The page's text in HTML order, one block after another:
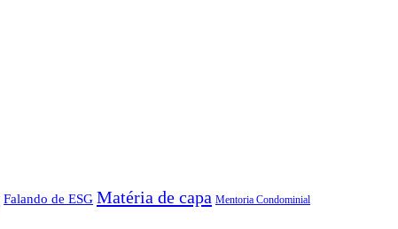
Falando de ESG Matéria de capa Mentoria Condominial